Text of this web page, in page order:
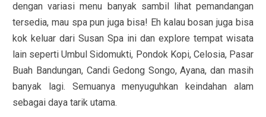
dengan variasi menu banyak sambil lihat pemandangan
tersedia, mau spa pun juga bisa! Eh kalau bosan juga bisa
kok keluar dari Susan Spa ini dan explore tempat wisata
lain seperti Umbul Sidomukti, Pondok Kopi, Celosia, Pasar
Buah Bandungan, Candi Gedong Songo, Ayana, dan masih
banyak lagi. Semuanya menyuguhkan keindahan alam
sebagai daya tarik utama.